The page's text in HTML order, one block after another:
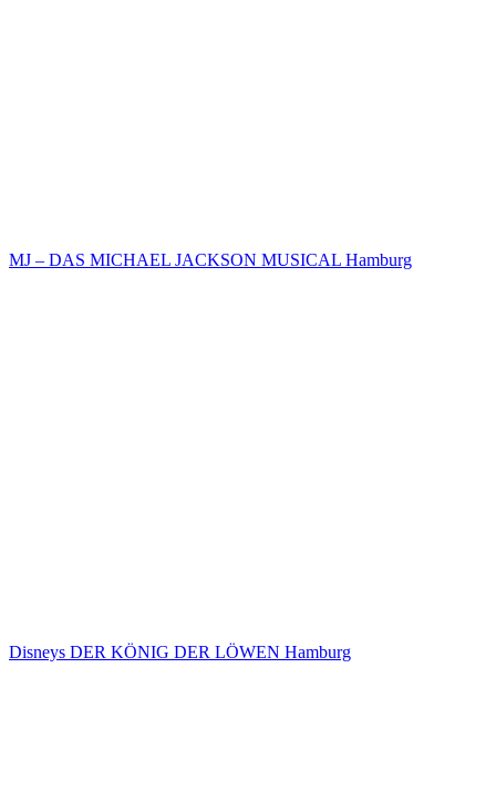
MJ – DAS MICHAEL JACKSON MUSICAL Hamburg
Disneys DER KÖNIG DER LÖWEN Hamburg